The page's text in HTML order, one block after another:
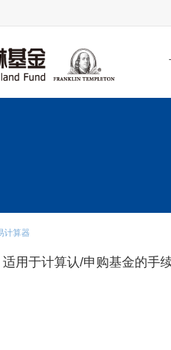
计算器
适用于计算认/申购基金的手